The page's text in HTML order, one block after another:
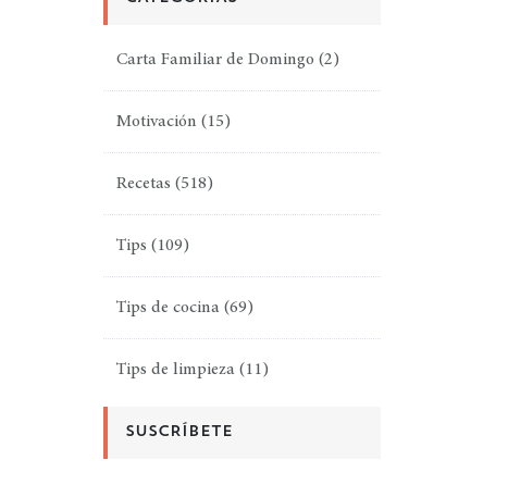
Carta Familiar de Domingo (2)
Motivación (15)
Recetas (518)
Tips (109)
Tips de cocina (69)
Tips de limpieza (11)
SUSCRÍBETE